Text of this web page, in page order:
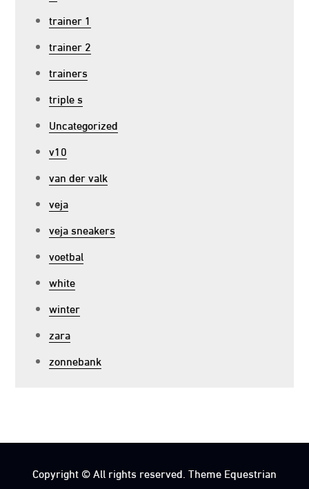
trainer 1
trainer 2
trainers
triple s
Uncategorized
v10
van der valk
veja
veja sneakers
voetbal
white
winter
zara
zonnebank
Copyright © All rights reserved. Theme Equestrian